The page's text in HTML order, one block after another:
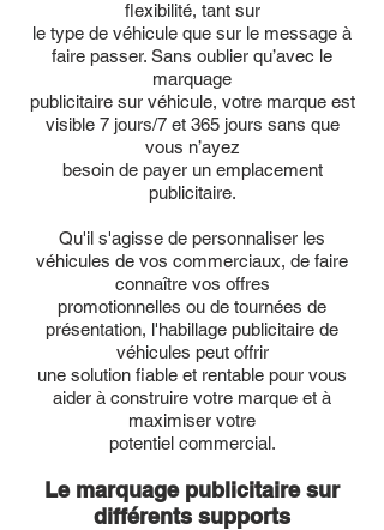
flexibilité, tant sur
le type de véhicule que sur le message à
faire passer. Sans oublier qu’avec le
marquage
publicitaire sur véhicule, votre marque est
visible 7 jours/7 et 365 jours sans que
vous n’ayez
besoin de payer un emplacement
publicitaire.
Qu'il s'agisse de personnaliser les
véhicules de vos commerciaux, de faire
connaître vos offres
promotionnelles ou de tournées de
présentation, l'habillage publicitaire de
véhicules peut offrir
une solution fiable et rentable pour vous
aider à construire votre marque et à
maximiser votre
potentiel commercial.
Le marquage publicitaire sur
différents supports